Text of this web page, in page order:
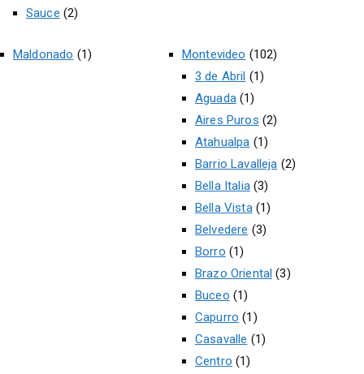
Sauce (2)
Maldonado (1) Montevideo (102)
3 de Abril (1)
Aguada(1)
Aires Puros (2)
Atahualpa (1)
Barrio Lavalleja (2)
Bella Italia(3)
Bella Vista(1)
Belvedere (3)
Borro (1)
Brazo Oriental (3)
Buceo (1)
Capurro (1)
Casavalle (1)
Centro (1)